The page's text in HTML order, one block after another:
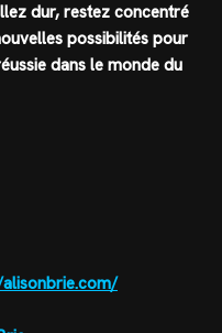
dur, restez concentré
possibilités pour
dans le monde du